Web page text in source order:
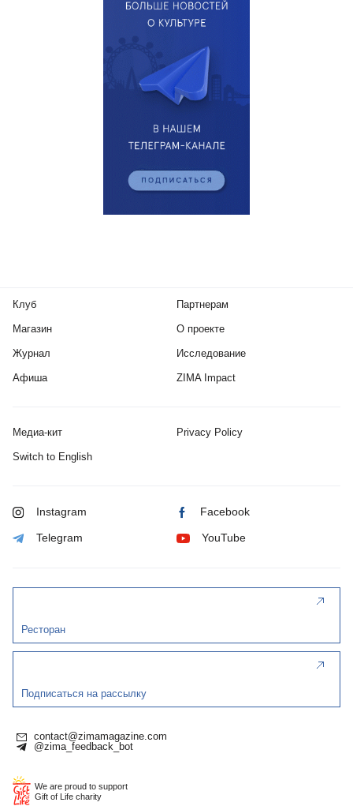
Клуб
Магазин
Журнал
Афиша
Партнерам
О проекте
Исследование
ZIMA Impact
Медиа-кит Privacy Policy
Switch to English
Instagram Facebook
Telegram YouTube
Ресторан
Подписаться на рассылку
contact@zimamagazine.com
@zima_feedback_bot
We are proud to support
Gift of Life charity